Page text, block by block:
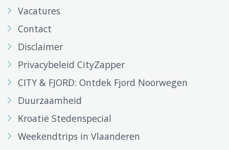
Vacatures
Contact
Disclaimer
Privacybeleid CityZapper
CITY & FJORD: Ontdek Fjord Noorwegen
Duurzaamheid
Kroatië Stedenspecial
Weekendtrips in Vlaanderen